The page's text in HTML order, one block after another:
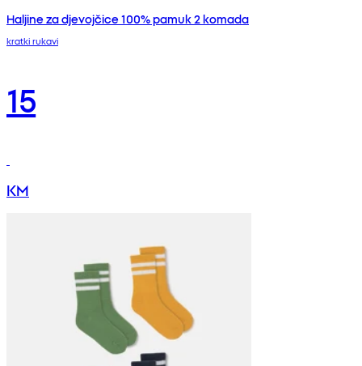
Haljine za djevojčice 100% pamuk 2 komada
kratki rukavi
15
KM